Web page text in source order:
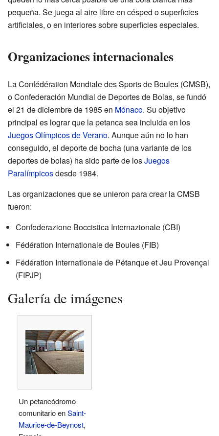
pequeña. Se juega al aire libre en césped o superficies
artificiales, o en interiores sobre superficies especiales.
Organizaciones internacionales
La Confédération Mondiale des Sports de Boules (CMSB),
o Confederación Mundial de Deportes de Bolas, se fundó
el 21 de diciembre de 1985 en Mónaco. Su objetivo
principal es lograr que la petanca sea incluida en los
Juegos Olímpicos de Verano. Aunque aún no lo han
conseguido, el deporte de bocha (una variante de los
deportes de bolas) ha sido parte de losJuegos
Paralímpicosdesde 1984.
Las organizaciones que se unieron para crear la CMSB
fueron:
Confederazione Boccistica Internazionale (CBI)
Fédération Internationale de Boules (FIB)
Fédération Internationale de Pétanque et Jeu Provençal
(FIPJP)
Galería de imágenes
Un petancódromo
comunitario enSaint-
Maurice-de-Beynost,